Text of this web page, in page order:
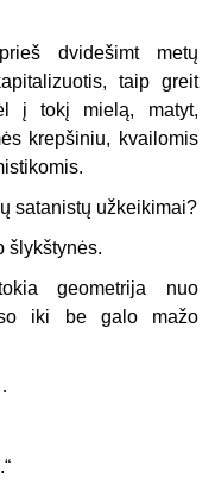
dvidešimt metų
taip greit
į tokį mielą, matyt,
krepšiniu, kvailomis
satanistų užkeikimai?
šlykštynės.
geometrija nuo
iki be galo mažo